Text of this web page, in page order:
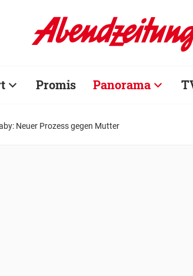
Promis Panorama
Neuer Prozess gegen Mutter